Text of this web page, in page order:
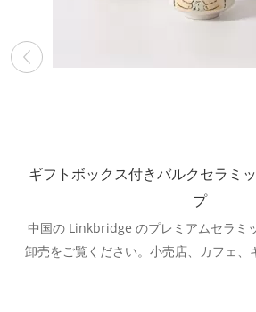
ギフトボックス付きバルクセラミ
プ
中国の Linkbridge のプレミアムセラミ
卸売をご覧ください。小売店、カフェ、